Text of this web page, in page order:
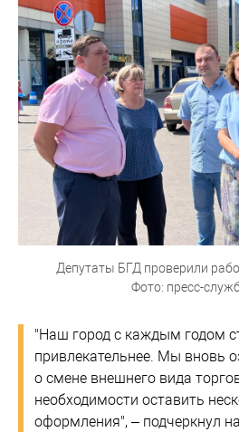
Депутаты БГД проверили
Фото: пресс-
"Наш город с каждым годом
привлекательнее. Мы вновь
о смене внешнего вида
необходимости оставить
оформления", – подчеркнул